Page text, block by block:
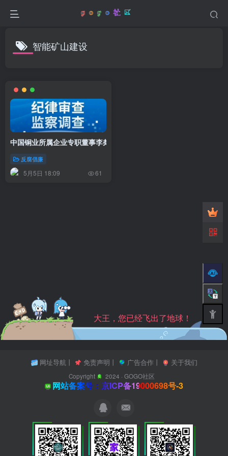
智能矿山建设
中国铜业所属企业专职董事李剡兵接受审查调查
反腐倡廉
5月5日 18:09 61
大王，您已经飞出了地球！
网址导航 丨 免责声明 丨 广告合作丨 关于我们
Copyright 2024 ·GOGO社区
网站备案号：京ICP备19000698号-3